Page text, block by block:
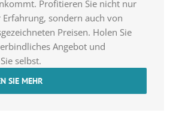
Profitieren Sie nicht nur
sondern auch von
Preisen. Holen Sie
Angebot und
selbst.
SIE MEHR